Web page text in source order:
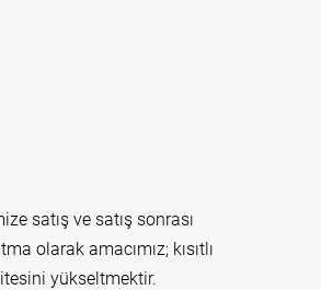
satış ve satış sonrası
olarak amacımız; kısıtlı
yükseltmektir.